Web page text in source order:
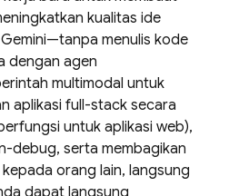
kualitas ide
Gemini—tanpa menulis kode
dengan agen
multimodal untuk
aplikasi full-stack secara
untuk aplikasi web),
debug, serta membagikan
orang lain, langsung
dapat langsung